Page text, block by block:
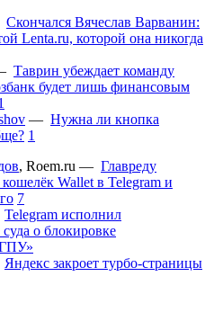
Скончался Вячеслав Варванин:
Lenta.ru, которой она никогда
Таврин убеждает команду
будет лишь финансовым
— Нужна ли кнопка
1
, Roem.ru — Главреду
Wallet в Telegram и
7
Telegram исполнил
о блокировке
Яндекс закроет турбо-страницы